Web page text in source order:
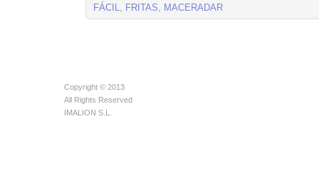
FÁCIL, FRITAS, MACERADAR
Copyright © 2013
All Rights Reserved
IMALION S.L.